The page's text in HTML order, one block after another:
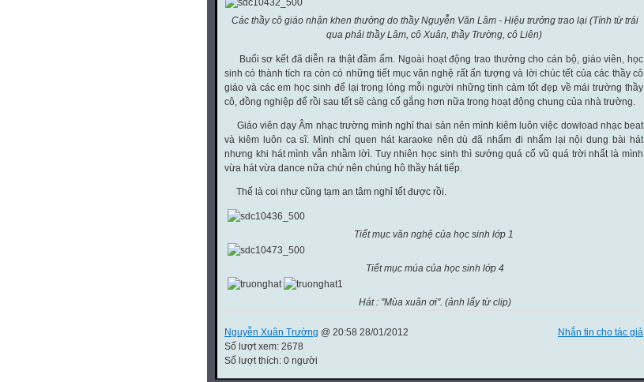
Các thầy cô giáo nhận khen thưởng do thầy Nguyễn Văn Lâm - Hiệu trưởng trao lại (Tính từ trái
qua phải thầy Lâm, cô Xuân, thầy Trường, cô Liên)
Buổi sơ kết đã diễn ra thật đầm ấm. Ngoài hoạt động trao thưởng cho cán bộ, giáo viên, học
sinh có thành tích ra còn có những tiết mục văn nghệ rất ấn tượng và lời chúc tết của các thầy cô
giáo và các em học sinh để lại trong lòng mỗi người những tình cảm tốt đẹp về mái trường thầy
cô, đồng nghiệp để rồi sau tết sẽ càng cố gắng hơn nữa trong hoạt động chung của nhà trường.
Giáo viên dạy Âm nhạc trường mình nghỉ thai sản nên mình kiêm luôn việc dowload nhạc beat
và kiêm luôn ca sĩ. Mình chỉ quen hát karaoke nên dù đã nhẩm đi nhẩm lại nội dung bài hát
nhưng khi hát mình vẫn nhầm lờì. Tuy nhiên học sinh thì sướng quá cổ vũ quá trời nhất là mình
vừa hát vừa dance nữa chứ nên chúng hô thầy hát tiếp.
Thế là coi như cũng tạm an tâm nghỉ tết được rồi.
Tiết mục văn nghệ của học sinh lớp 1
Tiết mục múa của học sinh lớp 4
Hát : "Mùa xuân ơi". (ảnh lấy từ clip)
Nhắn tin cho tác giả
Nguyễn Xuân Trường @ 20:58 28/01/2012
Số lượt xem: 2678
Số lượt thích: 0 người